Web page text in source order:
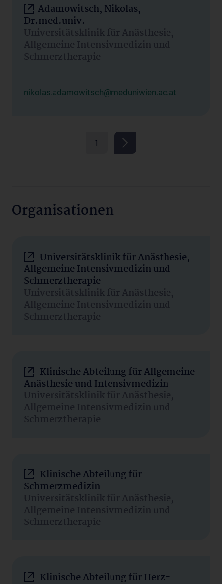
Adamowitsch, Nikolas,
Dr.med.univ.
Universitätsklinik für Anästhesie,
Allgemeine Intensivmedizin und
Schmerztherapie
nikolas.adamowitsch@meduniwien.ac.at
1
Organisationen
Universitätsklinik für Anästhesie,
Allgemeine Intensivmedizin und
Schmerztherapie
Universitätsklinik für Anästhesie,
Allgemeine Intensivmedizin und
Schmerztherapie
Klinische Abteilung für Allgemeine
Anästhesie und Intensivmedizin
Universitätsklinik für Anästhesie,
Allgemeine Intensivmedizin und
Schmerztherapie
Klinische Abteilung für
Schmerzmedizin
Universitätsklinik für Anästhesie,
Allgemeine Intensivmedizin und
Schmerztherapie
Klinische Abteilung für Herz-